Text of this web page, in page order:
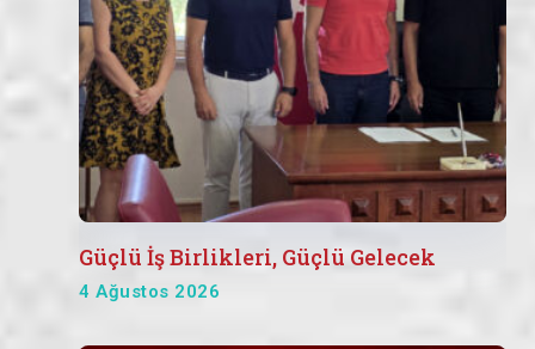
Güçlü İş Birlikleri, Güçlü Gelecek
4 Ağustos 2026